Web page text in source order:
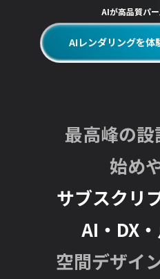
AIが高品質パ
AIレンダリングを体
最高峰の設
始め
サブスクリ
AI・DX
空間デザイ